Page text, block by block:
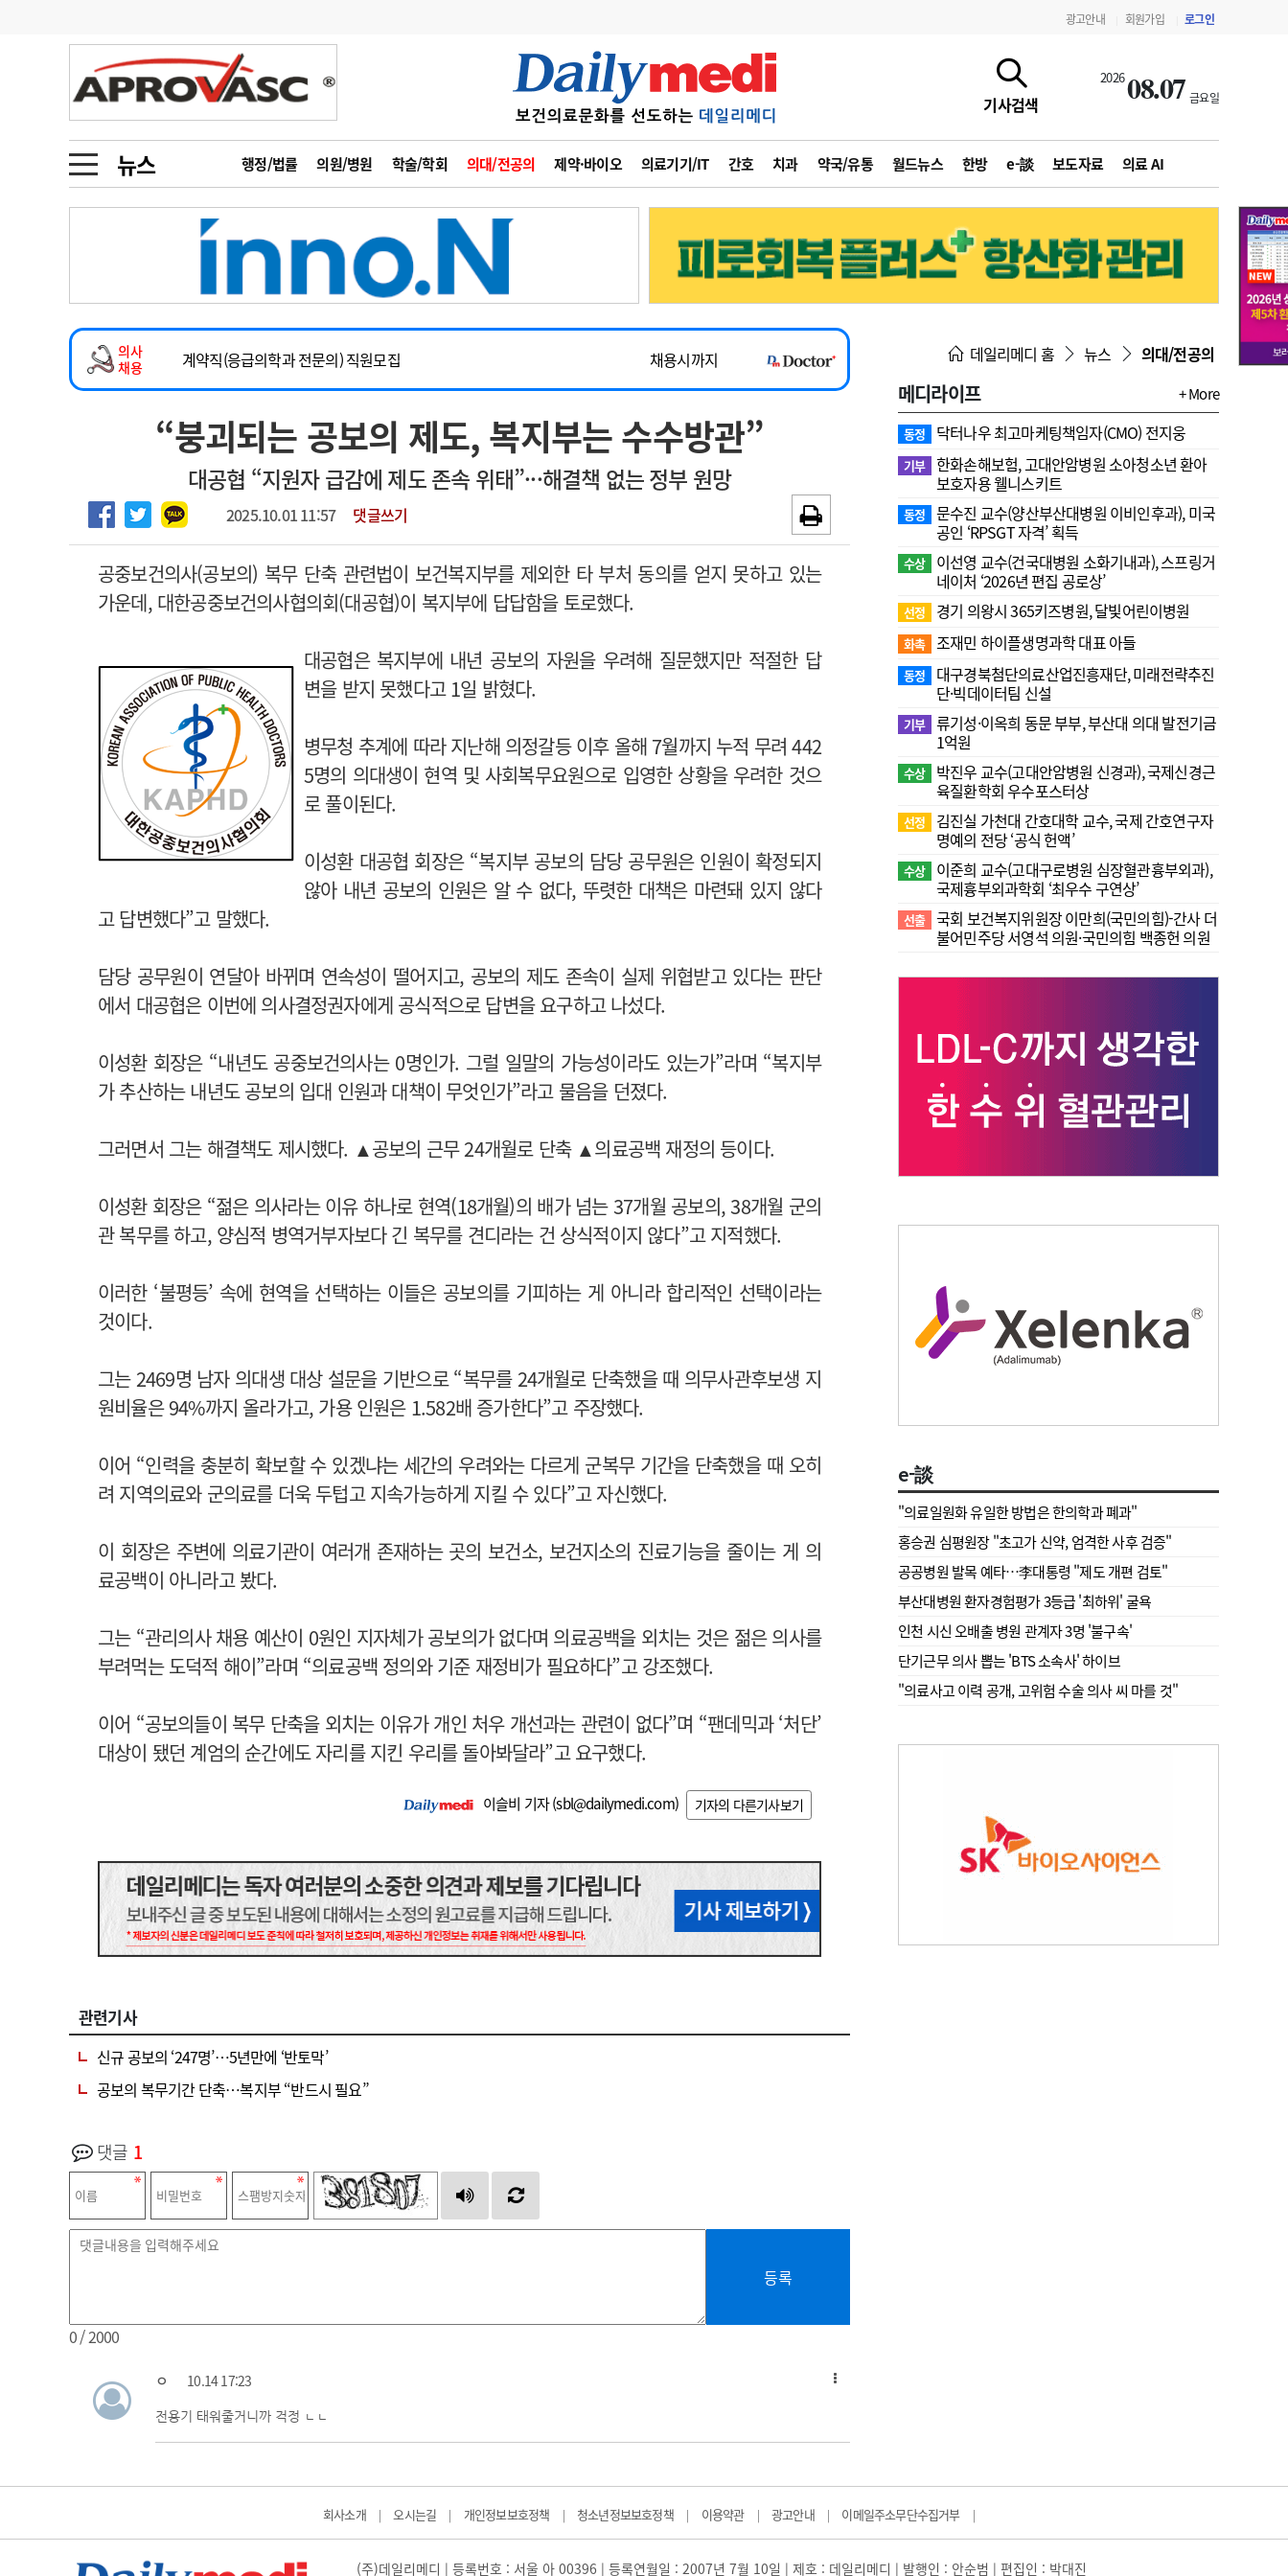
광고안내 회원가입 로그인
기사검색
202608.07 금요일
뉴스 행정/법률 의원/병원 학술/학회 의대/전공의 제약·바이오 의료기기/IT 간호 치과 약국/유통 월드뉴스 한방 e-談 보도자료 의료 AI
금주의 검색어
1
의사인력 수급 추계
3
AI의료
4
전공의 모집 결과
6
관리급여 실시
수련환경 개선
의과대학 입시
메디인포 인사 사고
오피니언 칼럼 수첩
인물 초대석 피플
동영상뉴스
포토뉴스
메디 Hospital 지역병원 중소병원
인포메이션 행정처분 판례 정책/통계 공시 지침·기준·평가 약제급여 심사 결과
회사소개 법적고지 광고안내
의사
채용
2026년 하반기 인턴 모집
~2026-08-31
마취통증의학과 임기제 임상의사 채용
채용시까지
계약직(응급의학과 전문의) 직원모집
채용시까지
하반기 전공의(레지던트1년차) 모집
~2026-08-15
2026년 하반기 인턴 모집
~2026-08-31
마취통증의학과 임기제 임상의사 채용
채용시까지
“붕괴되는 공보의 제도, 복지부는 수수방관”
대공협 “지원자 급감에 제도 존속 위태”···해결책 없는 정부 원망
2025.10.01 11:57 댓글쓰기
공중보건의사(공보의) 복무 단축 관련법이 보건복지부를 제외한 타 부처 동의를 얻지 못하고 있는
가운데, 대한공중보건의사협의회(대공협)이 복지부에 답답함을 토로했다.
대공협은 복지부에 내년 공보의 자원을 우려해 질문했지만 적절한 답
변을 받지 못했다고 1일 밝혔다.
병무청 추계에 따라 지난해 의정갈등 이후 올해 7월까지 누적 무려 442
5명의 의대생이 현역 및 사회복무요원으로 입영한 상황을 우려한 것으
로 풀이된다.
이성환 대공협 회장은 “복지부 공보의 담당 공무원은 인원이 확정되지
않아 내년 공보의 인원은 알 수 없다, 뚜렷한 대책은 마련돼 있지 않다
고 답변했다”고 말했다.
담당 공무원이 연달아 바뀌며 연속성이 떨어지고, 공보의 제도 존속이 실제 위협받고 있다는 판단
에서 대공협은 이번에 의사결정권자에게 공식적으로 답변을 요구하고 나섰다.
이성환 회장은 “내년도 공중보건의사는 0명인가. 그럴 일말의 가능성이라도 있는가”라며 “복지부
가 추산하는 내년도 공보의 입대 인원과 대책이 무엇인가”라고 물음을 던졌다.
그러면서 그는 해결책도 제시했다. ▲공보의 근무 24개월로 단축 ▲의료공백 재정의 등이다.
이성환 회장은 “젊은 의사라는 이유 하나로 현역(18개월)의 배가 넘는 37개월 공보의, 38개월 군의
관 복무를 하고, 양심적 병역거부자보다 긴 복무를 견디라는 건 상식적이지 않다”고 지적했다.
이러한 ‘불평등’ 속에 현역을 선택하는 이들은 공보의를 기피하는 게 아니라 합리적인 선택이라는
것이다.
그는 2469명 남자 의대생 대상 설문을 기반으로 “복무를 24개월로 단축했을 때 의무사관후보생 지
원비율은 94%까지 올라가고, 가용 인원은 1.582배 증가한다”고 주장했다.
이어 “인력을 충분히 확보할 수 있겠냐는 세간의 우려와는 다르게 군복무 기간을 단축했을 때 오히
려 지역의료와 군의료를 더욱 두텁고 지속가능하게 지킬 수 있다”고 자신했다.
이 회장은 주변에 의료기관이 여러개 존재하는 곳의 보건소, 보건지소의 진료기능을 줄이는 게 의
료공백이 아니라고 봤다.
그는 “관리의사 채용 예산이 0원인 지자체가 공보의가 없다며 의료공백을 외치는 것은 젊은 의사를
부려먹는 도덕적 해이”라며 “의료공백 정의와 기준 재정비가 필요하다”고 강조했다.
이어 “공보의들이 복무 단축을 외치는 이유가 개인 처우 개선과는 관련이 없다”며 “팬데믹과 ‘처단’
대상이 됐던 계엄의 순간에도 자리를 지킨 우리를 돌아봐달라”고 요구했다.
이슬비 기자 (sbl@dailymedi.com) 기자의 다른기사보기
관련기사
신규 공보의 ‘247명’…5년만에 ‘반토막’
공보의 복무기간 단축…복지부 “반드시 필요”
댓글 1
등록
0/ 2000
ㅇ 10.14 17:23
전용기 태워줄거니까 걱정 ㄴㄴ
데일리메디 홈 뉴스 의대/전공의
메디라이프 + More
동정 닥터나우 최고마케팅책임자(CMO) 전지웅
기부 한화손해보험, 고대안암병원 소아청소년 환아
보호자용 웰니스키트
동정
문수진 교수( 양산부산대병원 이비인후과), 미국
공인 ‘RPSGT 자격’ 획득
수상
이선영 교수(건국대병원 소화기내과), 스프링거
네이처 ‘2026년 편집 공로상’
선정 경기 의왕시 365키즈병원, 달빛어린이병원
화촉 조재민 하이플생명과학 대표 아들
동정
대구경북첨단의료산업진흥재단, 미래전략추진
단·빅데이터팀 신설
기부 류기성·이옥희 동문 부부, 부산대 의대 발전기금
1억원
수상
박진우 교수(고대안암병원 신경과), 국제신경근
육질환학회 우수포스터상
선정
김진실 가천대 간호대학 교수, 국제 간호연구자
명예의 전당 ‘공식 헌액’
수상
이준희 교수(고대구로병원 심장혈관흉부외과),
국제흉부외과학회 ‘최우수 구연상’
선출 국회 보건복지위원장 이만희(국민의힘)-간사 더
불어민주당 서영석 의원·국민의힘 백종헌 의원
e-談
"의료일원화 유일한 방법은 한의학과 폐과"
홍승권 심평원장 " 초고가 신약, 엄격한 사후 검증"
공공병원 발목 예타…李대통령 "제도 개편 검토"
부산대병원 환자경험평가 3등급 '최하위' 굴욕
인천 시신 오배출 병원 관계자 3명 '불구속'
단기근무 의사 뽑는 'BTS 소속사' 하이브
"의료사고 이력 공개, 고위험 수술 의사 씨 마를 것"
회사소개 | 오시는길 | 개인정보보호정책 | 청소년정보보호정책 | 이용약관 | 광고안내 | 이메일주소무단수집거부 |
(주)데일리메디 | 등록번호 : 서울 아 00396 | 등록연월일 : 2007년 7월 10일 | 제호 : 데일리메디 | 발행인 : 안순범 | 편집인 : 박대진